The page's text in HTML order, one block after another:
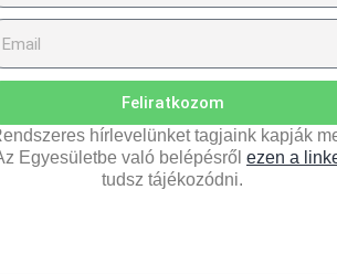
Feliratkozom
hírlevelünket tagjaink kapják
Egyesületbe való belépésről ezen a
tudsz tájékozódni.